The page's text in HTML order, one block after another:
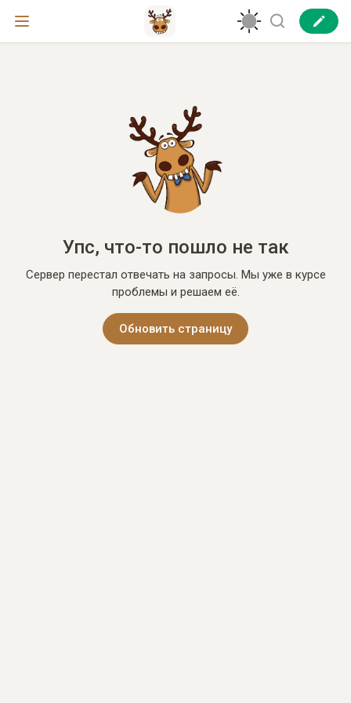
Упс, что-то пошло не так
Сервер перестал отвечать на запросы. Мы уже в курсе
проблемы и решаем её.
Обновить страницу